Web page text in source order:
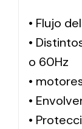
• Flujo
•
o 60Hz
•
•
•